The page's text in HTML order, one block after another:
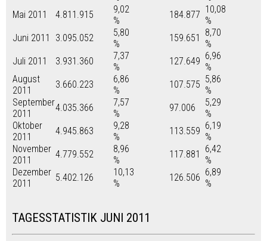
Mai 2011
4.811.915
9,02
%
184.877 10,08
%
Juni 2011
3.095.052
5,80
%
159.651
8,70
%
Juli 2011
3.931.360
7,37
%
127.649 6,96
%
August
2011
3.660.223
6,86
%
107.575 5,86
%
September
2011
4.035.366
7,57
%
97.006
5,29
%
Oktober
2011
4.945.863
9,28
%
113.559 6,19
%
November
2011
4.779.552
8,96
%
117.881
6,42
%
Dezember
2011
5.402.126
10,13
%
126.506 6,89
%
TAGESSTATISTIK JUNI 2011